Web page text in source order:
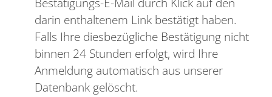
darin enthaltenem Link bestätigt haben.
Falls Ihre diesbezügliche Bestätigung nicht
binnen 24 Stunden erfolgt, wird Ihre
Anmeldung automatisch aus unserer
Datenbank gelöscht.